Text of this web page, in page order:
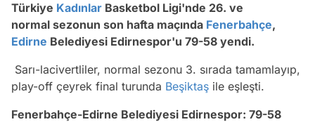
Türkiye Kadınlar Basketbol Ligi'nde 26. ve
normal sezonun son hafta maçında Fenerbahçe,
Edirne Belediyesi Edirnespor'u 79-58 yendi.
Sarı-lacivertliler, normal sezonu 3. sırada tamamlayıp,
play-off çeyrek final turunda Beşiktaş ile eşleşti.
Fenerbahçe-Edirne Belediyesi Edirnespor: 79-58